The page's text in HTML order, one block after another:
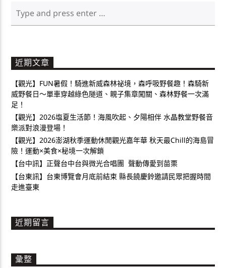
近期文章
【觀光】FUN暑假！騎進新威森林祕境，森呼吸野餐趣！森騎新
威野餐日～單車穿越綠色隧道、親子集章闖關、森林野餐一次滿
足！
【觀光】2026塩夏生活節！海風吹起、夕陽相伴 水晶教堂野餐音
樂派對浪漫登場！
【觀光】2026澎湖秋季運動休閒觀光嘉年華 秋天最Chill的海島冒
險！運動×美食×秘境一次解鎖
【台中訊】正聲台中台與微光合唱團 聲動傳愛到苗栗
【台東訊】台東博覽會月底前結束 縣長饒慶鈴邀請民眾把握時間
走進臺東
近期留言
彙整